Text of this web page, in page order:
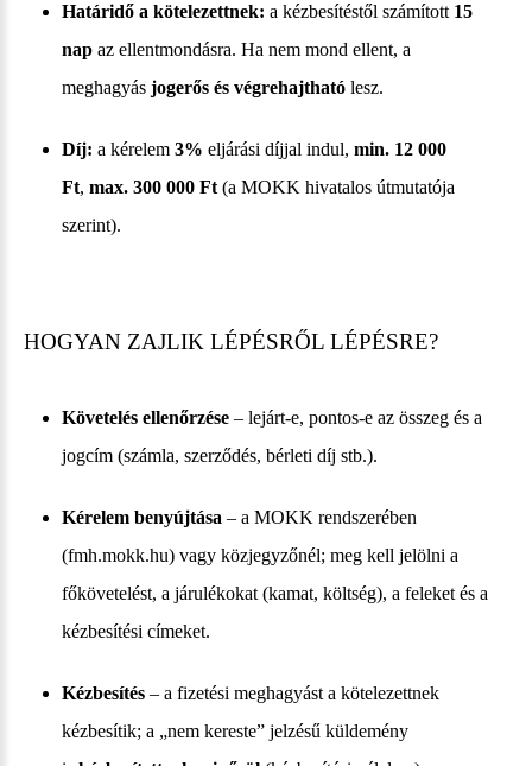
Határidő a kötelezettnek: a kézbesítéstől számított 15
nap az ellentmondásra. Ha nem mond ellent, a
meghagyás jogerős és végrehajtható lesz.
Díj: a kérelem 3% eljárási díjjal indul, min. 12 000
Ft, max. 300 000 Ft (a MOKK hivatalos útmutatója
szerint).
HOGYAN ZAJLIK LÉPÉSRŐL LÉPÉSRE?
Követelés ellenőrzése – lejárt-e, pontos-e az összeg és a
jogcím (számla, szerződés, bérleti díj stb.).
Kérelem benyújtása – a MOKK rendszerében
(fmh.mokk.hu) vagy közjegyzőnél; meg kell jelölni a
főkövetelést, a járulékokat (kamat, költség), a feleket és a
kézbesítési címeket.
Kézbesítés – a fizetési meghagyást a kötelezettnek
kézbesítik; a „nem kereste” jelzésű küldemény